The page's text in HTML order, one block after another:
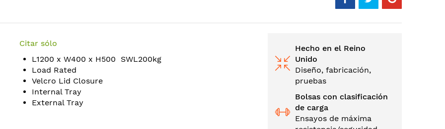
Citar sólo
L1200 x W400 x H500 SWL200kg
Load Rated
Velcro Lid Closure
Internal Tray
External Tray
Hecho en el Reino
Unido
Diseño, fabricación,
pruebas
Bolsas con clasificación
de carga
Ensayos de máxima